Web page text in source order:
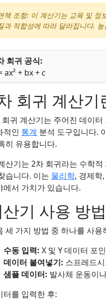
책 조항: 이 계산기는 교육 및 정
과 적합성에 따라 달라집니다.
회귀 공식:
ax² + bx + c
회귀 계산기
귀 계산기는 주어진 데이
적인 통계 분석 도구입니다.
히 유용합니다.
산기는 2차 회귀라는 수학
습니다. 이는 물리학, 경제학,
에서 가치가 있습니다.
기 사용 방법
세 가지 방법 중 하나를 사
수동 입력: X 및 Y 데이터 포
데이터 붙여넣기: 스프레드
샘플 데이터: 발사체 운동이
터를 입력한 후: